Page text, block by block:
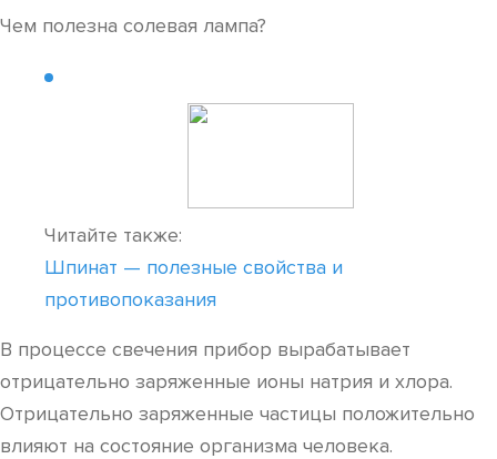
Чем полезна солевая лампа?
Читайте также:
Шпинат — полезные свойства и
противопоказания
В процессе свечения прибор вырабатывает
отрицательно заряженные ионы натрия и хлора.
Отрицательно заряженные частицы положительно
влияют на состояние организма человека.